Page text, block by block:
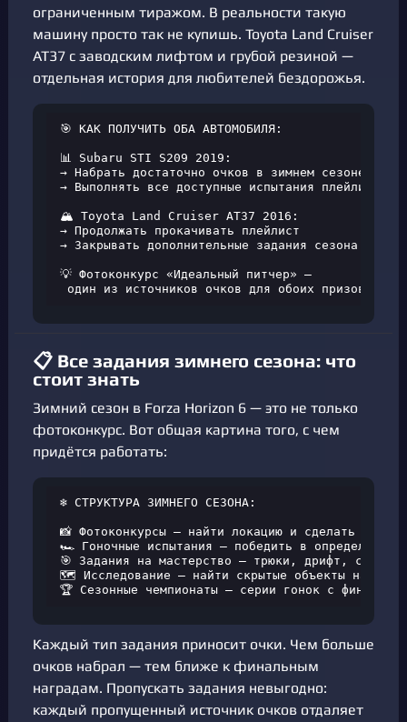
ограниченным тиражом. В реальности такую
машину просто так не купишь. Toyota Land Cruiser
AT37 с заводским лифтом и грубой резиной —
отдельная история для любителей бездорожья.
🎯 КАК ПОЛУЧИТЬ ОБА АВТОМОБИЛЯ:
📊 Subaru STI S209 2019:
→ Набрать достаточно очков в зимнем сезоне
→ Выполнять все доступные испытания плейлиста
🏔️ Toyota Land Cruiser AT37 2016:
→ Продолжать прокачивать плейлист
→ Закрывать дополнительные задания сезона
💡 Фотоконкурс «Идеальный питчер» —
один из источников очков для обоих призов
📋 Все задания зимнего сезона: что
стоит знать
Зимний сезон в Forza Horizon 6 — это не только
фотоконкурс. Вот общая картина того, с чем
придётся работать:
❄️ СТРУКТУРА ЗИМНЕГО СЕЗОНА:
📸 Фотоконкурсы — найти локацию и сделать снимок
🏎️ Гоночные испытания — победить в определённых
🎯 Задания на мастерство — трюки, дрифт,
🗺️ Исследование — найти скрытые объекты на
🏆 Сезонные чемпионаты — серии гонок с
Каждый тип задания приносит очки. Чем больше
очков набрал — тем ближе к финальным
наградам. Пропускать задания невыгодно:
каждый пропущенный источник очков отдаляет